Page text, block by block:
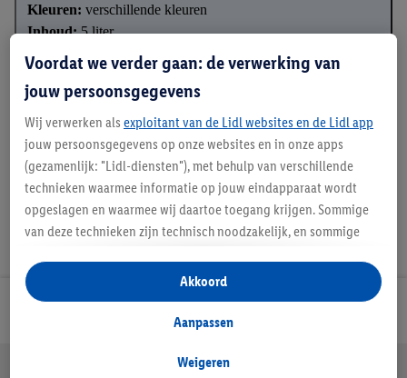
Kleuren: verschillende kleuren
Inhoud:5 liter
Handleidingen en downloads
Jouw voordelen bij ons als Lidl webshop klant
Voordat we verder gaan: de verwerking van
jouw persoonsgegevens
Wij verwerken als exploitant van de Lidl websites en de Lidl app
jouw persoonsgegevens op onze websites en in onze apps
(gezamenlijk: "Lidl-diensten"), met behulp van verschillende
technieken waarmee informatie op jouw eindapparaat wordt
opgeslagen en waarmee wij daartoe toegang krijgen. Sommige
van deze technieken zijn technisch noodzakelijk, en sommige
opslaan van voorkeursinstellingen, het verzamelen en
analyseren van statistieken of voor het tonen van
gepersonaliseerde reclame binnen en buiten de Lidl-diensten.
gegevens over jouw aankoopgedrag in de winkel ook voor de
Weigeren
Aanpassen
Akkoord